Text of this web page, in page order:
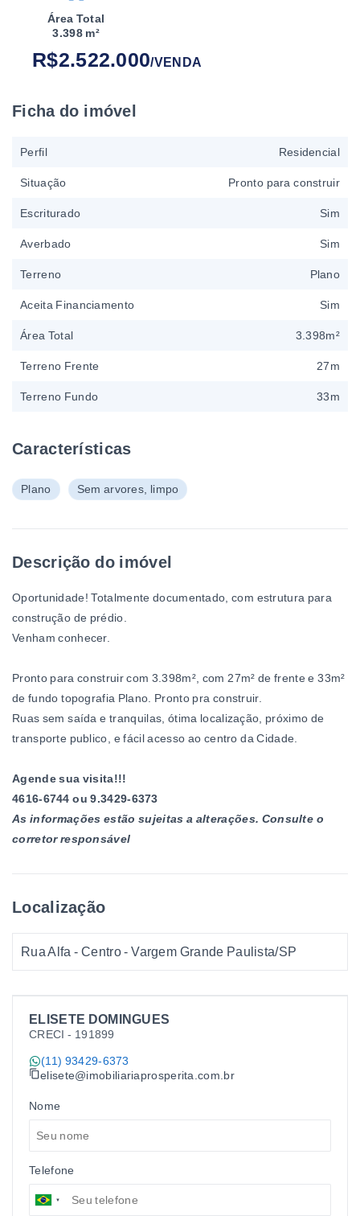
Área Total
3.398 m²
R$2.522.000/VENDA
ELISETE DOMINGUES
CRECI - 191899
(11) 93429-6373
elisete@imobiliariaprosperita.com.br
Nome
Telefone
Características
Plano Sem arvores, limpo
Descrição do imóvel
Oportunidade! Totalmente documentado, com estrutura para
construção de prédio.
Venham conhecer.
Pronto para construir com 3.398m², com 27m² de frente e 33m²
de fundo topografia Plano. Pronto pra construir.
Ruas sem saída e tranquilas, ótima localização, próximo de
transporte publico, e fácil acesso ao centro da Cidade.
Agende sua visita!!!
4616-6744 ou 9.3429-6373
As informações estão sujeitas a alterações. Consulte o
corretor responsável
Localização
Rua Alfa - Centro - Vargem Grande Paulista/SP
Ficha do imóvel
Perfil Residencial
Situação Pronto para construir
Escriturado Sim
Averbado Sim
Terreno Plano
Aceita Financiamento Sim
Área Total 3.398m²
Terreno Frente 27m
Terreno Fundo 33m